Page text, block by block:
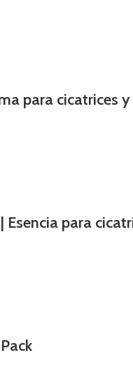
para cicatrices
Esencia para